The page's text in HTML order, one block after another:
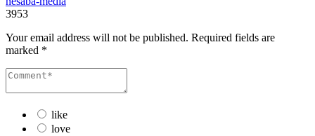
3953
Your email address will not be published. Required fields are
marked *
like
love